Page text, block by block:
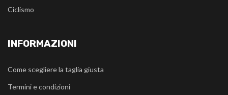
Ciclismo
INFORMAZIONI
Come scegliere la taglia giusta
Termini e condizioni